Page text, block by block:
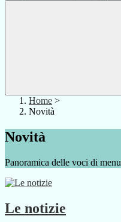
Home >
Novità
Novità
Panoramica delle voci di menu
Le notizie